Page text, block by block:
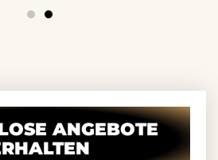
ANGEBOTE